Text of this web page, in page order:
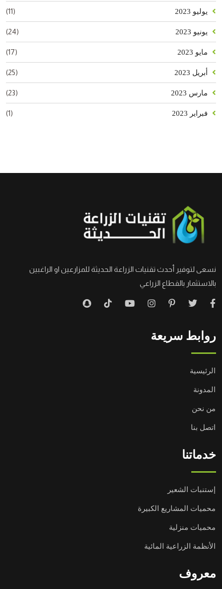
يوليو 2023 (11)
يونيو 2023 (24)
مايو 2023 (17)
أبريل 2023 (25)
مارس 2023 (23)
فبراير 2023 (1)
نسعى لتوفير أحدث تقنيات الزراعة الحديثة للمزارعين او الراغبين
بالاستثمار بالقطاع الزراعي
روابط سريعة
الرئيسية
المدونة
من نحن
اتصل بنا
خدماتنا
إستنبات الشعير
محميات المشاريع الكبيرة
محميات منزلية
الأنظمة الزراعية المائية
معروف